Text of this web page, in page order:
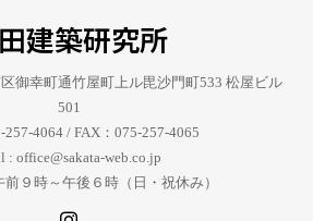
建築研究所
御幸町通竹屋町上ル毘沙門町533 松屋ビル
501
257-4064 / FAX：075-257-4065
: office@sakata-web.co.jp
９時～午後６時（日・祝休み）